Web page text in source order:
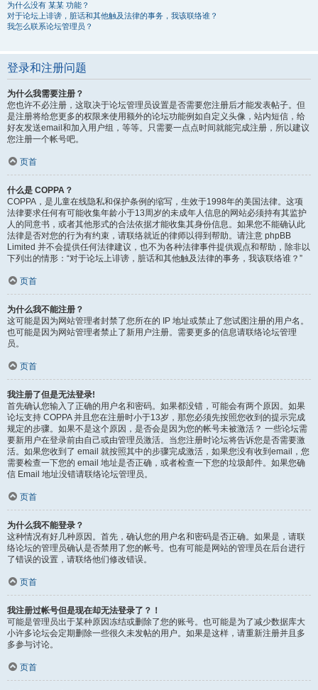
为什么没有 某某 功能？
对于论坛上诽谤，脏话和其他触及法律的事务，我该联络谁？
我怎么联系论坛管理员？
登录和注册问题
为什么我需要注册？
您也许不必注册，这取决于论坛管理员设置是否需要您注册后才能发表帖子。但
是注册将给您更多的权限来使用额外的论坛功能例如自定义头像，站内短信，给
好友发送email和加入用户组，等等。只需要一点点时间就能完成注册，所以建议
您注册一个帐号吧。
页首
什么是 COPPA？
COPPA，是儿童在线隐私和保护条例的缩写，生效于1998年的美国法律。这项
法律要求任何有可能收集年龄小于13周岁的未成年人信息的网站必须持有其监护
人的同意书，或者其他形式的合法依据才能收集其身份信息。如果您不能确认此
法律是否对您的行为有约束，请联络就近的律师以得到帮助。请注意 phpBB
Limited 并不会提供任何法律建议，也不为各种法律事件提供观点和帮助，除非以
下列出的情形：“对于论坛上诽谤，脏话和其他触及法律的事务，我该联络谁？”
页首
为什么我不能注册？
这可能是因为网站管理者封禁了您所在的 IP 地址或禁止了您试图注册的用户名。
也可能是因为网站管理者禁止了新用户注册。需要更多的信息请联络论坛管理
员。
页首
我注册了但是无法登录!
首先确认您输入了正确的用户名和密码。如果都没错，可能会有两个原因。如果
论坛支持 COPPA 并且您在注册时小于13岁，那您必须先按照您收到的提示完成
规定的步骤。如果不是这个原因，是否会是因为您的帐号未被激活？ 一些论坛需
要新用户在登录前由自己或由管理员激活。当您注册时论坛将告诉您是否需要激
活。如果您收到了 email 就按照其中的步骤完成激活，如果您没有收到email，您
需要检查一下您的 email 地址是否正确，或者检查一下您的垃圾邮件。如果您确
信 Email 地址没错请联络论坛管理员。
页首
为什么我不能登录？
这种情况有好几种原因。首先，确认您的用户名和密码是否正确。如果是，请联
络论坛的管理员确认是否禁用了您的帐号。也有可能是网站的管理员在后台进行
了错误的设置，请联络他们修改错误。
页首
我注册过帐号但是现在却无法登录了？！
可能是管理员出于某种原因冻结或删除了您的账号。也可能是为了减少数据库大
小许多论坛会定期删除一些很久未发帖的用户。如果是这样，请重新注册并且多
多参与讨论。
页首